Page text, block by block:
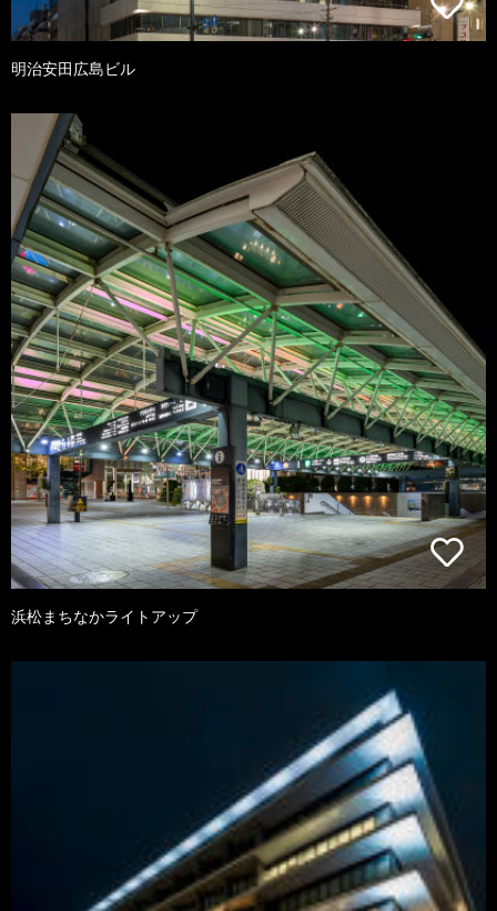
明治安田広島ビル
浜松まちなかライトアップ